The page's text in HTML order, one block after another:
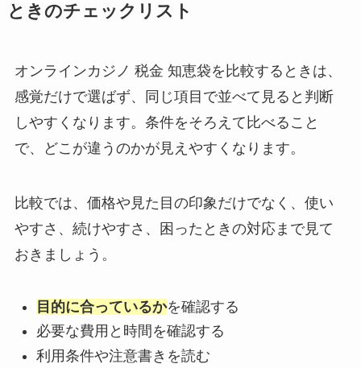
ときのチェックリスト
オンラインカジノ 税金 知恵袋を比較するときは、
感覚だけで選ばず、同じ項目で並べて見ると判断
しやすくなります。条件をそろえて比べること
で、どこが違うのかが見えやすくなります。
比較では、価格や見た目の印象だけでなく、使い
やすさ、続けやすさ、困ったときの対応まで見て
おきましょう。
目的に合っているかを確認する
必要な費用と時間を確認する
利用条件や注意書きを読む